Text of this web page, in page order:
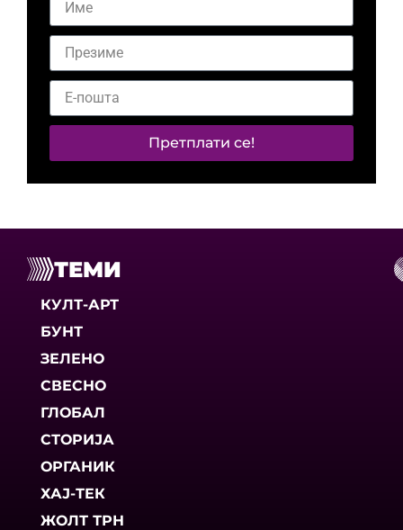
Претплати се!
ТЕМИ
КУЛТ-АРТ
БУНТ
ЗЕЛЕНО
СВЕСНО
ГЛОБАЛ
СТОРИЈА
ОРГАНИК
ХАЈ-ТЕК
ЖОЛТ ТРН